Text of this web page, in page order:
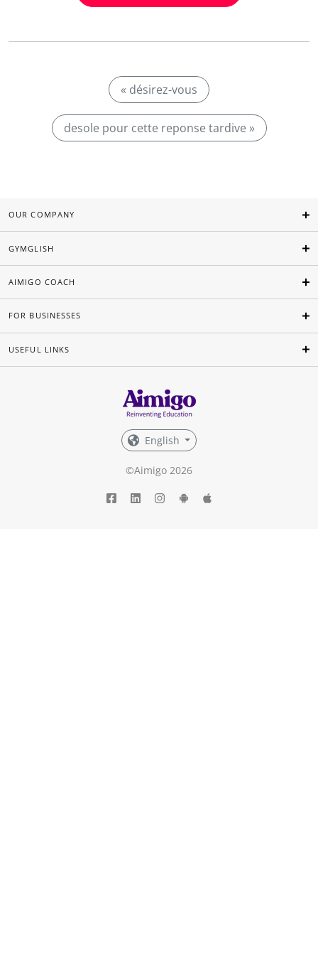
« désirez-vous
desole pour cette reponse tardive »
OUR COMPANY
GYMGLISH
AIMIGO COACH
FOR BUSINESSES
USEFUL LINKS
English
©Aimigo 2026